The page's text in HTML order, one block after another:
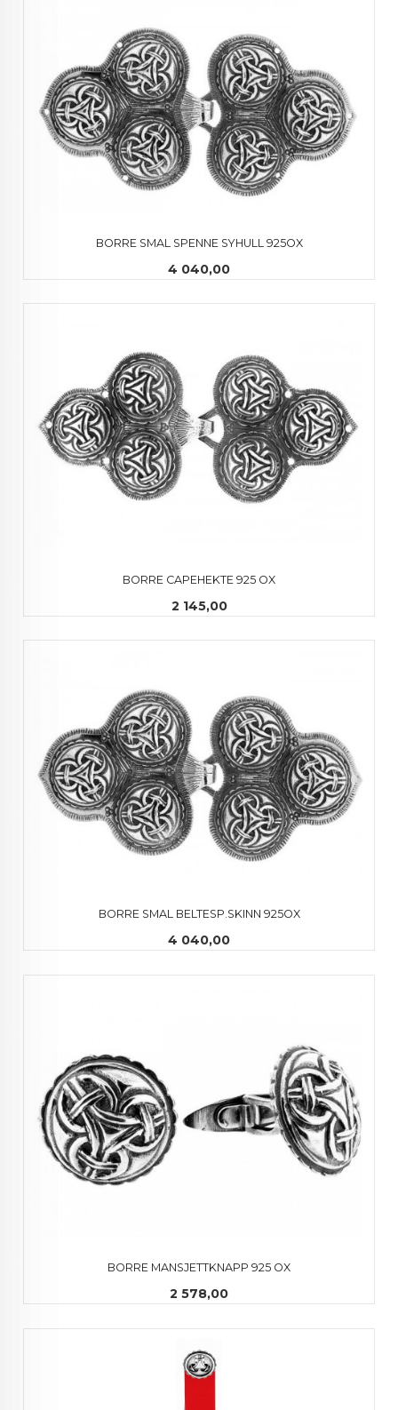
BORRE SMAL SPENNE SYHULL 925OX
Pris
4 040,00
BORRE CAPEHEKTE 925 OX
Pris
2 145,00
BORRE SMAL BELTESP.SKINN 925OX
Pris
4 040,00
BORRE MANSJETTKNAPP 925 OX
Pris
2 578,00